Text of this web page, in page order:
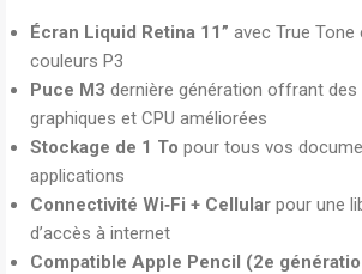
Écran Liquid Retina 11” avec True Tone
couleurs P3
Puce M3 dernière génération offrant
graphiques et CPU améliorées
Stockage de 1 To pour tous vos
applications
Connectivité Wi‑Fi + Cellular pour une
d’accès à internet
Compatible Apple Pencil (2e